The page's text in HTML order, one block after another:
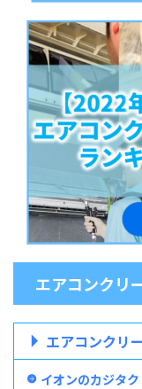
エアコンクリ
エアコンクリ
イオンのカジタク